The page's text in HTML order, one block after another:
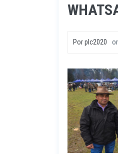
Porplc2020